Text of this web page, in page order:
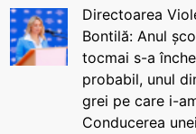
Directoarea
Bontilă: Anul
tocmai s-a
probabil, unul
grei pe care i-
Conducerea